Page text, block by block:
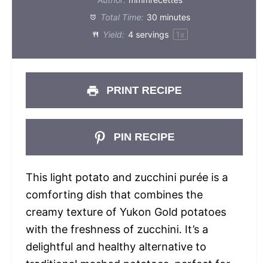
Total Time: 30 minutes
Yield: 4servings 1x
PRINT RECIPE
PIN RECIPE
This light potato and zucchini purée is a
comforting dish that combines the
creamy texture of Yukon Gold potatoes
with the freshness of zucchini. It’s a
delightful and healthy alternative to